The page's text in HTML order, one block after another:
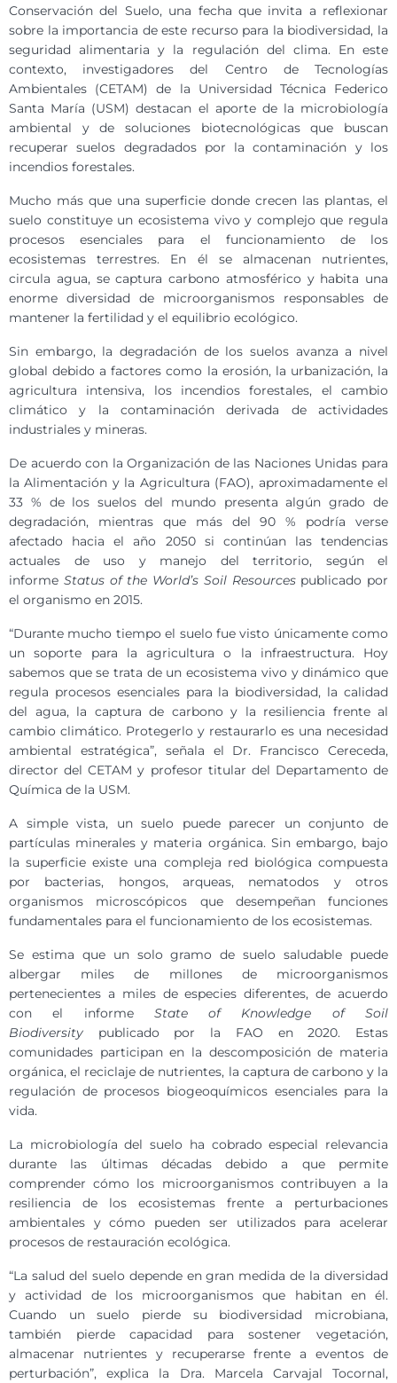
Conservación del Suelo, una fecha que invita a reflexionar
sobre la importancia de este recurso para la biodiversidad, la
seguridad alimentaria y la regulación del clima. En este
contexto, investigadores del Centro de Tecnologías
Ambientales (CETAM) de la Universidad Técnica Federico
Santa María (USM) destacan el aporte de la microbiología
ambiental y de soluciones biotecnológicas que buscan
recuperar suelos degradados por la contaminación y los
incendios forestales.
Mucho más que una superficie donde crecen las plantas, el
suelo constituye un ecosistema vivo y complejo que regula
procesos esenciales para el funcionamiento de los
ecosistemas terrestres. En él se almacenan nutrientes,
circula agua, se captura carbono atmosférico y habita una
enorme diversidad de microorganismos responsables de
mantener la fertilidad y el equilibrio ecológico.
Sin embargo, la degradación de los suelos avanza a nivel
global debido a factores como la erosión, la urbanización, la
agricultura intensiva, los incendios forestales, el cambio
climático y la contaminación derivada de actividades
industriales y mineras.
De acuerdo con la Organización de las Naciones Unidas para
la Alimentación y la Agricultura (FAO), aproximadamente el
33 % de los suelos del mundo presenta algún grado de
degradación, mientras que más del 90 % podría verse
afectado hacia el año 2050 si continúan las tendencias
actuales de uso y manejo del territorio, según el
informe Status of the World’s Soil Resourcespublicado por
el organismo en 2015.
“Durante mucho tiempo el suelo fue visto únicamente como
un soporte para la agricultura o la infraestructura. Hoy
sabemos que se trata de un ecosistema vivo y dinámico que
regula procesos esenciales para la biodiversidad, la calidad
del agua, la captura de carbono y la resiliencia frente al
cambio climático. Protegerlo y restaurarlo es una necesidad
ambiental estratégica”, señala el Dr. Francisco Cereceda,
director del CETAM y profesor titular del Departamento de
Química de la USM.
A simple vista, un suelo puede parecer un conjunto de
partículas minerales y materia orgánica. Sin embargo, bajo
la superficie existe una compleja red biológica compuesta
por bacterias, hongos, arqueas, nematodos y otros
organismos microscópicos que desempeñan funciones
fundamentales para el funcionamiento de los ecosistemas.
Se estima que un solo gramo de suelo saludable puede
albergar miles de millones de microorganismos
pertenecientes a miles de especies diferentes, de acuerdo
con el informe State of Knowledge of Soil
Biodiversity publicado por la FAO en 2020. Estas
comunidades participan en la descomposición de materia
orgánica, el reciclaje de nutrientes, la captura de carbono y la
regulación de procesos biogeoquímicos esenciales para la
vida.
La microbiología del suelo ha cobrado especial relevancia
durante las últimas décadas debido a que permite
comprender cómo los microorganismos contribuyen a la
resiliencia de los ecosistemas frente a perturbaciones
ambientales y cómo pueden ser utilizados para acelerar
procesos de restauración ecológica.
“La salud del suelo depende en gran medida de la diversidad
y actividad de los microorganismos que habitan en él.
Cuando un suelo pierde su biodiversidad microbiana,
también pierde capacidad para sostener vegetación,
almacenar nutrientes y recuperarse frente a eventos de
perturbación”, explica la Dra. Marcela Carvajal Tocornal,